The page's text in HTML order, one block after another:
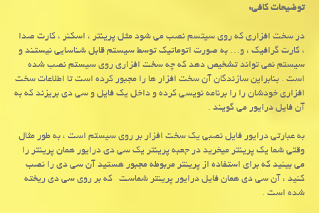
توضیحات کافی:
در سخت افزاری که روی سیتسم نصب می شود مثل پرینتر ، اسکنر ، کارت صدا
، کارت گرافیک ، و… به صورت اتوماتیک توسط سیستم قابل شناسایی نیستند و
سیستم نمی تواند تشخیص دهد که چه سخت افزاری روی سیستم نصب شده
است . بنابراین سازندگان آن سخت افزار ها را مجبور کرده است تا اطلاعات سخت
افزاری خودشان را را برنامه نویسی کرده و داخل یک فایل و سی دی بریزند که به
آن فایل درایور می گویند .
به عبارتی درایور فایل نصبی یک سخت افزار بر روی سیستم است ، به طور مثال
وقتی شما یک پرینتر میخرید در جعبه پرینتر یک سی دی درایور همان پرینتر را
می بینید که برای استفاده از پرینتر مربوطه مجبور هستید آن سی دی را نصب
کنید ، آن سی دی همان فایل درایور پرینتر شماست که بر روی سی دی ریخته
شده است .